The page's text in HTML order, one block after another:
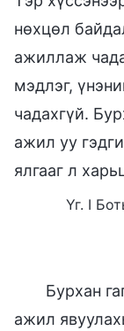
нөхцөл
ажиллаж
мэдлэг,
чадахгүй.
ажил уу
ялгааг л
Үг. I
Бурхан
ажил